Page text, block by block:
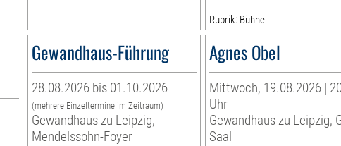
Rubrik: Bühne
Gewandhaus-Führung
28.08.2026 bis 01.10.2026
(mehrere Einzeltermine im Zeitraum)
Gewandhaus zu Leipzig,
Mendelssohn-Foyer
Agnes Obel
Mittwoch, 19.08.2026 |
Uhr
Gewandhaus zu Leipzig,
Saal